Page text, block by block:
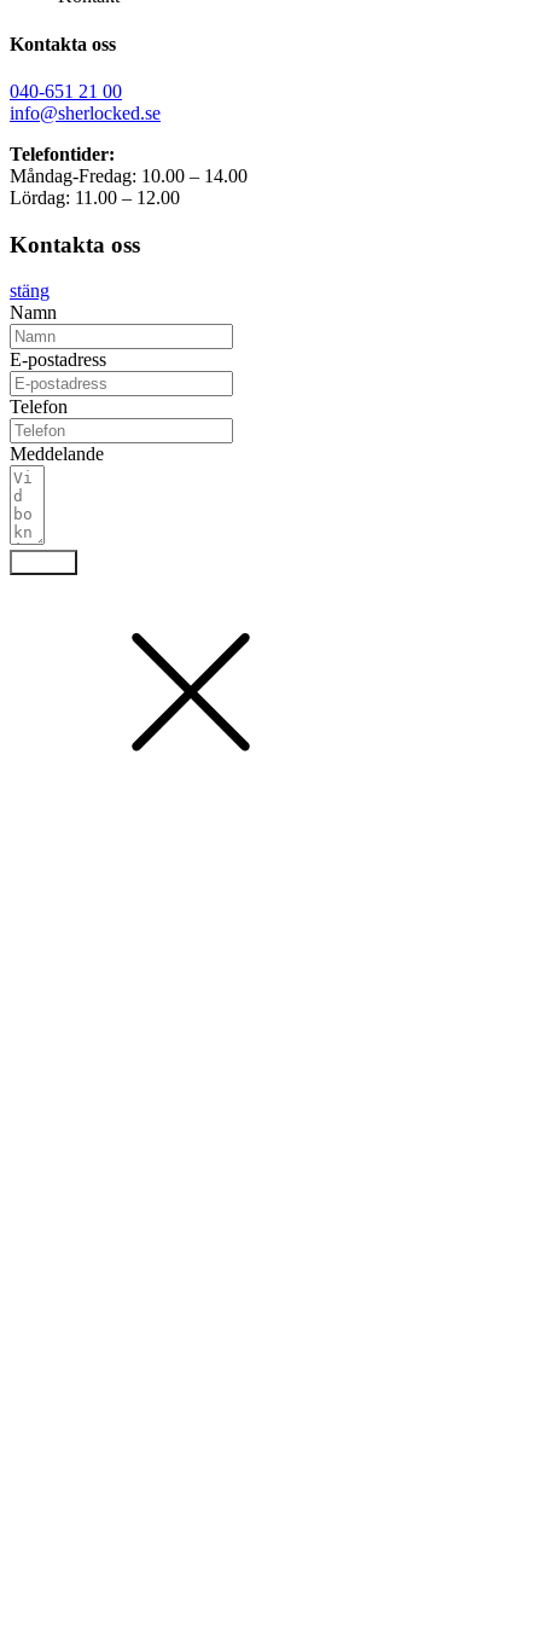
Kontakta oss
040-651 21 00
info@sherlocked.se
Telefontider:
Måndag-Fredag: 10.00 – 14.00
Lördag: 11.00 – 12.00
Kontakta oss
stäng
Namn
E-postadress
Telefon
Meddelande